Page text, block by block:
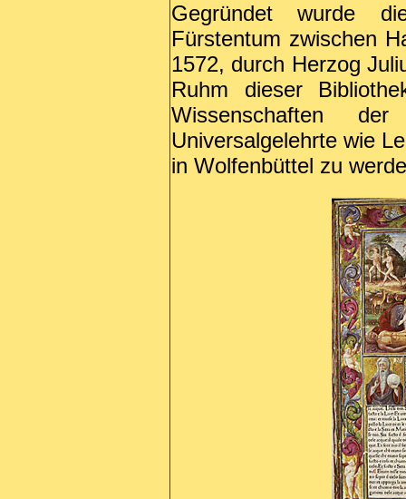
Gegründet wurde
Fürstentum zwischen
1572, durch Herzog
Ruhm dieser
Wissenschaften
Universalgelehrte wie
in Wolfenbüttel zu